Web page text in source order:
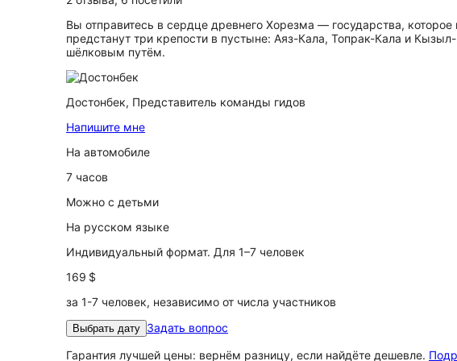
Вы отправитесь в сердце древнего Хорезма — государства,
предстанут три крепости в пустыне: Аяз-Кала, Топрак-Кала и
шёлковым путём.
Достонбек, Представитель команды гидов
Напишите мне
На автомобиле
7 часов
Можно с детьми
На русском языке
Индивидуальный формат. Для 1–7 человек
169 $
за 1-7 человек, независимо от числа участников
Выбрать дату Задать вопрос
Гарантия лучшей цены: вернём разницу, если найдёте дешевле.